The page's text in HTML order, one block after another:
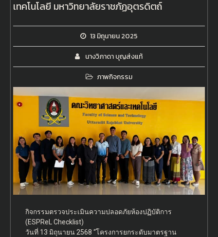
เทคโนโลยี มหาวิทยาลัยราชภัฏอุตรดิตถ์
13 มิถุนายน 2025
นางวิภาดา บุญส่งแท้
ภาพกิจกรรม
กิจกรรมตรวจประเมินความปลอดภัยห้องปฏิบัติการ
(ESPReL Checklist)
วันที่ 13 มิถุนายน 2568 “โครงการยกระดับมาตรฐาน